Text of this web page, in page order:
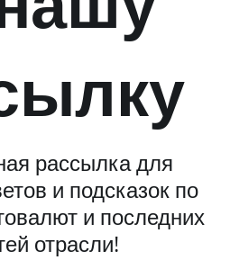
рассылка для
и подсказок по
и последних
отрасли!